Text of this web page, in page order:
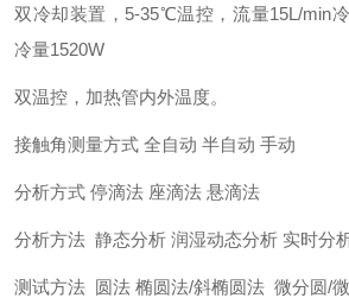
双冷却装置，5-35℃温控，流量15L/min
冷量1520W
双温控，加热管内外温度。
接触角测量方式 全自动 半自动 手动
分析方式 停滴法 座滴法 悬滴法
分析方法 静态分析 润湿动态分析 实时分
测试方法 圆法 椭圆法/斜椭圆法 微分圆/